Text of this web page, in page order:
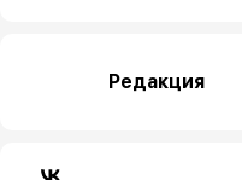
Редакция